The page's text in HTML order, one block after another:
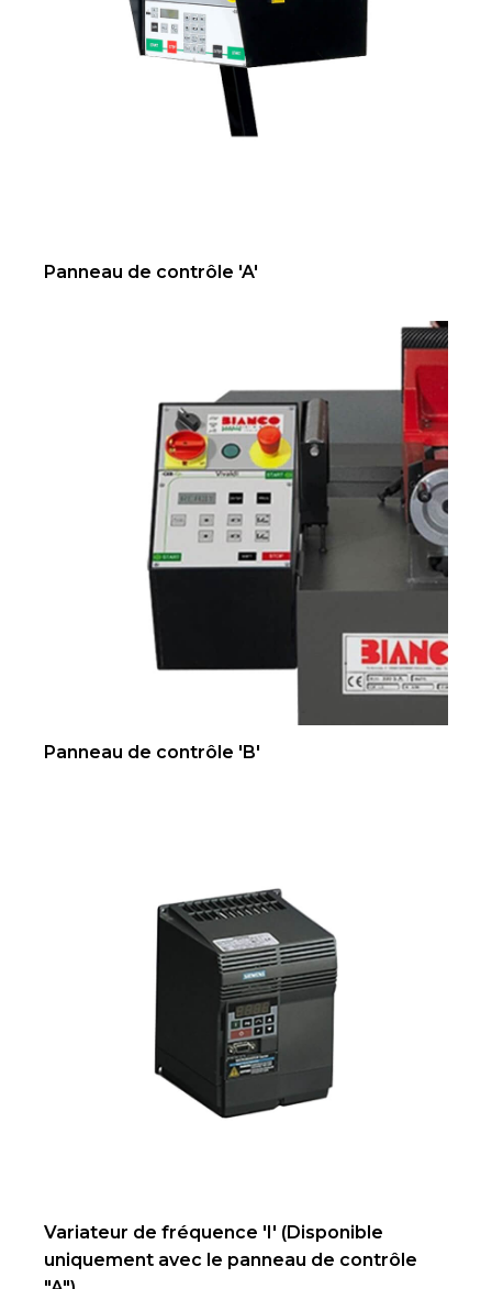
Panneau de contrôle 'A'
Panneau de contrôle 'B'
Variateur de fréquence 'I' (Disponible
uniquement avec le panneau de contrôle